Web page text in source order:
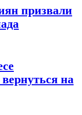
призвали
на